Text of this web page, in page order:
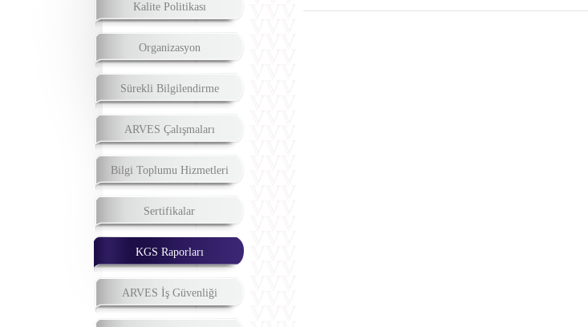
Kalite Politikası
Organizasyon
Sürekli Bilgilendirme
ARVES Çalışmaları
Bilgi Toplumu Hizmetleri
Sertifikalar
KGS Raporları
ARVES İş Güvenliği